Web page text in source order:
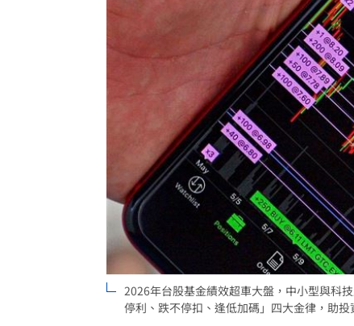
暑輔繳5千又收2340 家長轟坑錢老師
8/6關聖帝君誕辰！3生肖拜完財運大爆
北市稱營養午餐廚餘給弱勢 沈伯洋發
台灣彩券開獎直播中 20:31
LIVE三立+24小時直播 15:27
三立iNEWS新聞台線上直播 18:00
市場到酒場料理！可果美蕃茄醬創無限
父親節送會拉筋的按摩椅 爸爸「筋
油品食安事件引關注 挑選保健食品要
2026年台股基金績效超車大盤，中小型與科
停利、跌不停扣、逢低加碼」四大金律，助投